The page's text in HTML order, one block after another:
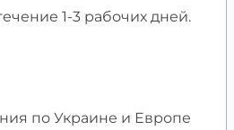
1-3 рабочих дней.
по Украине и Европе